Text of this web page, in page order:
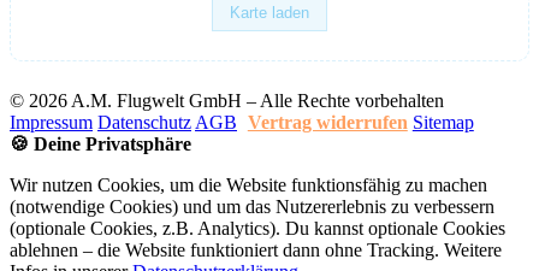
Karte laden
© 2026 A.M. Flugwelt GmbH – Alle Rechte vorbehalten
Impressum Datenschutz AGB Vertrag widerrufen Sitemap
🍪 Deine Privatsphäre
Wir nutzen Cookies, um die Website funktionsfähig zu machen
(notwendige Cookies) und um das Nutzererlebnis zu verbessern
(optionale Cookies, z.B. Analytics). Du kannst optionale Cookies
ablehnen – die Website funktioniert dann ohne Tracking. Weitere